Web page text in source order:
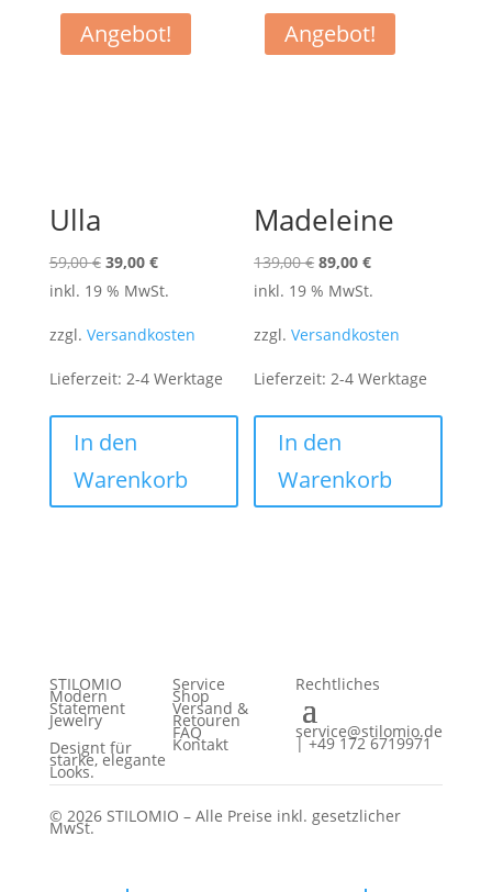
Angebot!
Ulla
59,00€ Ursprünglicher
Preis
59,00 €
39,00 €Aktueller
Preis
39,00 €.
inkl. 19 % MwSt.
zzgl. Versandkosten
Lieferzeit: 2-4 Werktage
In den
Warenkorb
Angebot!
Madeleine
139,00€ Ursprünglicher
Preis
139,00 €
89,00€Aktueller
Preis
89,00 €.
inkl. 19 % MwSt.
zzgl.Versandkosten
Lieferzeit:2-4 Werktage
In den
Warenkorb
STILOMIO
Modern
Statement
Jewelry
Designt für
starke, elegante
Looks.
Service
Shop
Versand &
Retouren
FAQ
Kontakt
Rechtliches
service@stilomio.de
| +49 172 6719971
© 2026 STILOMIO – Alle Preise inkl. gesetzlicher
MwSt.